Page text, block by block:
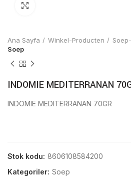
Ana Sayfa Winkel-Producten
Soep
INDOMIE MEDITERRANAN
INDOMIE MEDITERRANAN 70GR
Stok kodu: 8606108584200
Kategoriler: Soep